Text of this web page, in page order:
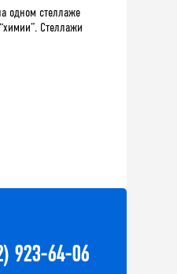
одном стеллаже
Стеллажи
923-64-06